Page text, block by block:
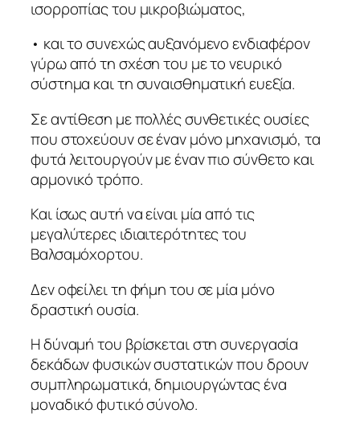
ισορροπίας του μικροβιώματος,
• και το συνεχώς αυξανόμενο ενδιαφέρον
γύρω από τη σχέση του με το νευρικό
σύστημα και τη συναισθηματική ευεξία.
Σε αντίθεση με πολλές συνθετικές ουσίες
που στοχεύουν σε έναν μόνο μηχανισμό, τα
φυτά λειτουργούν με έναν πιο σύνθετο και
αρμονικό τρόπο.
Και ίσως αυτή να είναι μία από τις
μεγαλύτερες ιδιαιτερότητες του
Βαλσαμόχορτου.
Δεν οφείλει τη φήμη του σε μία μόνο
δραστική ουσία.
Η δύναμή του βρίσκεται στη συνεργασία
δεκάδων φυσικών συστατικών που δρουν
συμπληρωματικά, δημιουργώντας ένα
μοναδικό φυτικό σύνολο.